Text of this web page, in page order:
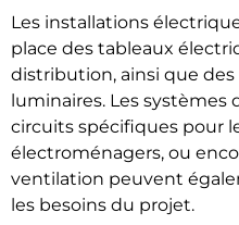
Les installations
place des tableaux
distribution, ainsi que
luminaires. Les systèmes
circuits spécifiques pour
électroménagers, ou
ventilation peuvent
les besoins du projet.